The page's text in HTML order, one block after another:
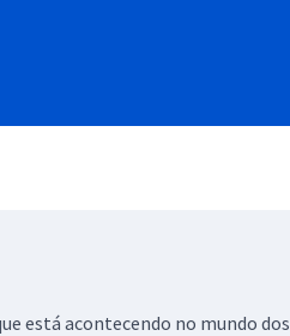
está acontecendo no mundo dos